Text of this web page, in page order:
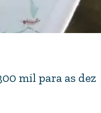
mil para as dez